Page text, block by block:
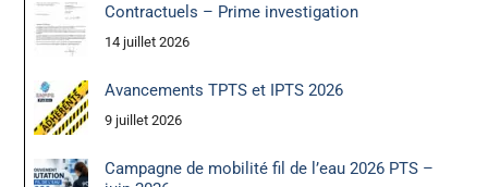
Contractuels – Prime investigation
14 juillet 2026
Avancements TPTS et IPTS 2026
9 juillet 2026
Campagne de mobilité fil de l’eau 2026 PTS –